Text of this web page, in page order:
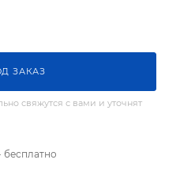
ЗАКАЗ
свяжутся с вами и уточнят
бесплатно